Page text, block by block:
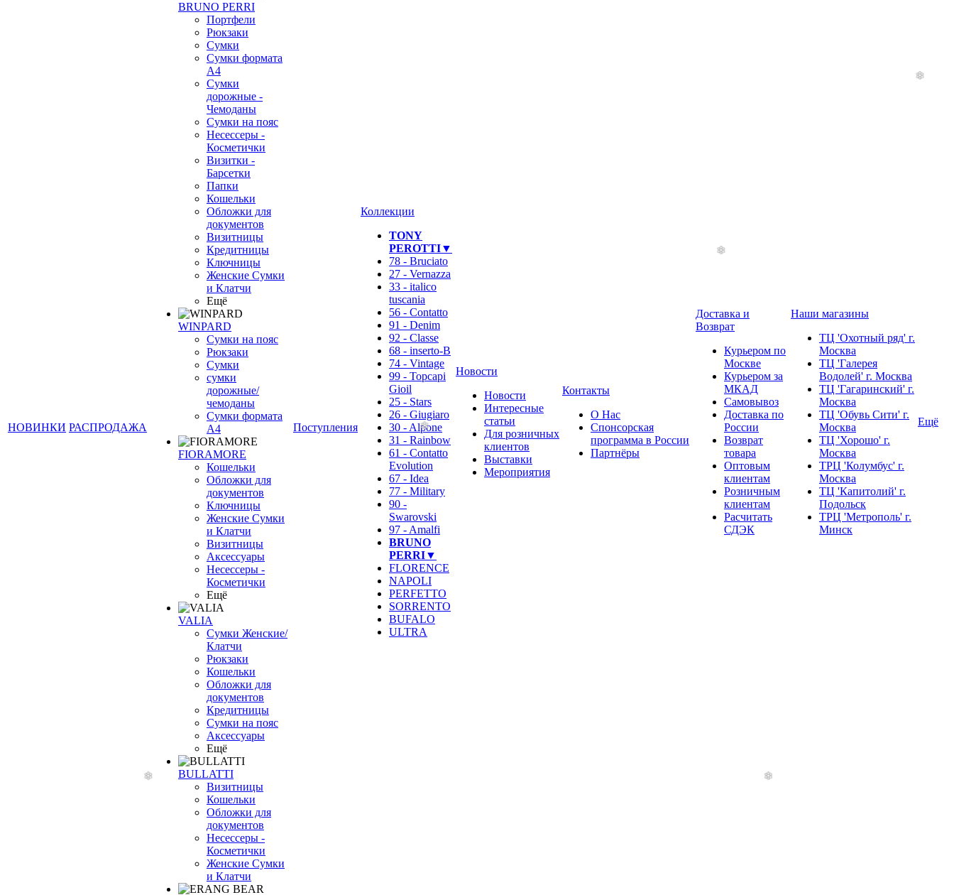
НОВИНКИ РАСПРОДАЖА
BRUNO PERRI
Портфели
Рюкзаки
Сумки
Сумки формата
А4
Сумки
дорожные -
Чемоданы
Сумки на пояс
Несессеры -
Косметички
Визитки -
Барсетки
Папки
Кошельки
Обложки для
документов
Визитницы
Кредитницы
Ключницы
Женские Сумки
и Клатчи
Ещё
WINPARD
Сумки на пояс
Рюкзаки
Сумки
сумки
дорожные/
чемоданы
Сумки формата
А4
FIORAMORE
Кошельки
Обложки для
документов
Ключницы
Женские Сумки
и Клатчи
Визитницы
Аксессуары
Несессеры -
Косметички
Ещё
VALIA
Сумки Женские/
Клатчи
Рюкзаки
Кошельки
Обложки для
документов
Кредитницы
Сумки на пояс
Аксессуары
Ещё
BULLATTI
Визитницы
Кошельки
Обложки для
документов
Несессеры -
Косметички
Женские Сумки
и Клатчи
Поступления
Коллекции
TONY
PEROTTI▼
78 - Bruciato
27 - Vernazza
33 - italico
tuscania
56 - Contatto
91 - Denim
92 - Classe
68 - inserto-B
74 - Vintage
99 - Topcapi
Gioil
25 - Stars
26 - Giugiaro
30 - Alpone
31 - Rainbow
61 - Contatto
Evolution
67 - Idea
77 - Military
90 -
Swarovski
97 - Amalfi
BRUNO
PERRI▼
FLORENCE
NAPOLI
PERFETTO
SORRENTO
BUFALO
ULTRA
Новости
Новости
Интересные
статьи
Для розничных
клиентов
Выставки
Мероприятия
Контакты
О Нас
Спонсорская
программа в России
Партнёры
Доставка и
Возврат
Курьером по
Москве
Курьером за
МКАД
Самовывоз
Доставка по
России
Возврат
товара
Оптовым
клиентам
Розничным
клиентам
Расчитать
СДЭК
Наши магазины
ТЦ 'Охотный ряд' г.
Москва
ТЦ 'Галерея
Водолей' г. Москва
ТЦ 'Гагаринский' г.
Москва
ТЦ 'Обувь Сити' г.
Москва
ТЦ 'Хорошо' г.
Москва
ТРЦ 'Колумбус' г.
Москва
ТЦ 'Капитолий' г.
Подольск
ТРЦ 'Метрополь' г.
Минск
Ещё
❄